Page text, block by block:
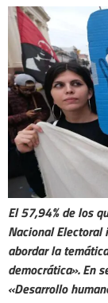
El 57,94% de los
Nacional Electoral
abordar la
democrática». En
«Desarrollo